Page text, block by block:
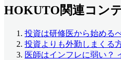
HOKUTO関連コン
投資は研修医から始める
投資よりも外勤しまくる
医師はインフレに弱い？